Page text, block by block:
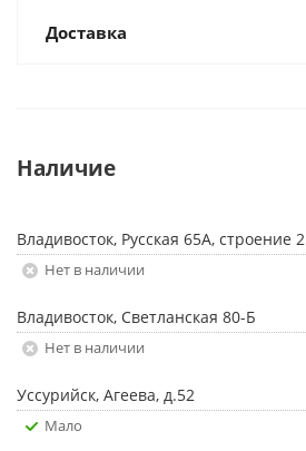
Доставка
Наличие
Владивосток, Русская 65А, строение 2
Нет в наличии
Владивосток, Светланская 80-Б
Нет в наличии
Уссурийск, Агеева, д.52
Мало